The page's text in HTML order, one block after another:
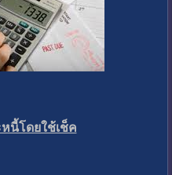
นี้โดยใช้เช็ค